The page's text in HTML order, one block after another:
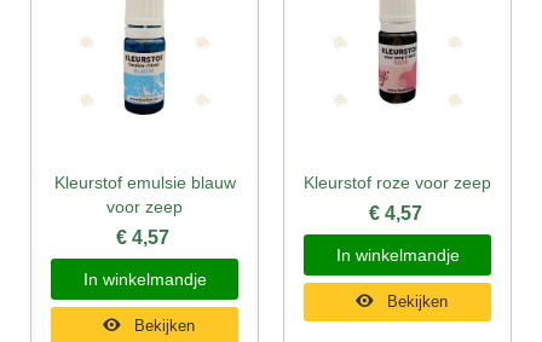
Kleurstof emulsie blauw
voor zeep
€ 4,57
In winkelmandje
Bekijken
Kleurstof roze voor zeep
€ 4,57
In winkelmandje
Bekijken